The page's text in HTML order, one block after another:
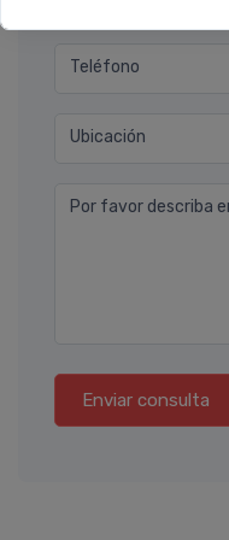
Teléfono
Ubicación
Por favor describa
Enviar consulta